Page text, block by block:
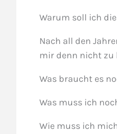
Warum soll ich
Nach all den
mir denn nicht zu
Was braucht es
Was muss ich
Wie muss ich